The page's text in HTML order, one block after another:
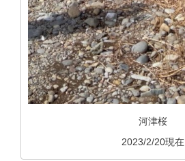
河津桜
2023/2/20現在